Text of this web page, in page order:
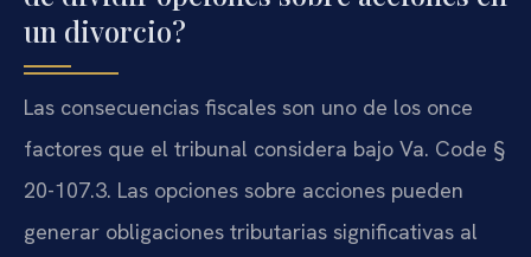
un divorcio?
Las consecuencias fiscales son uno de los once
factores que el tribunal considera bajo Va. Code §
20-107.3. Las opciones sobre acciones pueden
generar obligaciones tributarias significativas al